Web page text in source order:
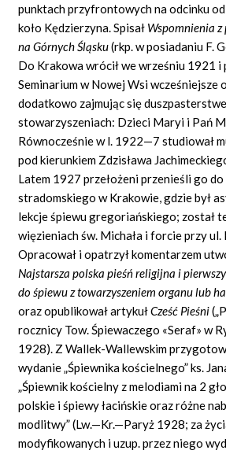
punktach przyfrontowych na odcinku
koło Kędzierzyna. Spisał Wspomnienia
na GórnychŚląsku(rkp. w posiadaniu F.
Do Krakowa wrócił we wrześniu 1921 i
Seminarium w Nowej Wsi wcześniejsze
dodatkowo zajmując się
stowarzyszeniach: Dzieci Maryi i Pań
Równocześnie w l. 1922—7 studiował
pod kierunkiem Zdzisława
Latem 1927 przełożeni przenieśli go do
stradomskiego w Krakowie, gdzie był
lekcje śpiewu gregoriańskiego; został
więzieniach św. Michała i forcie przy ul.
Opracował i opatrzył komentarzem
Najstarsza polska pieśń religijna i
do śpiewu z towarzyszeniem organu lub
oraz opublikował artykułCześć Pieśni
rocznicy Tow. Śpiewaczego «Seraf» w
1928). Z Wallek-Wallewskim
wydanie „Śpiewnika kościelnego” ks.
„Śpiewnik kościelny z melodiami na 2
polskie i śpiewy łacińskie oraz różne
modlitwy” (Lw.—Kr.—Paryż 1928; za
modyfikowanych i uzup. przez niego